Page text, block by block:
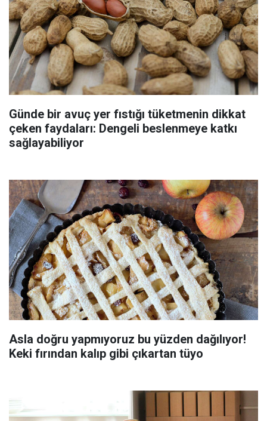
Günde bir avuç yer fıstığı tüketmenin dikkat
çeken faydaları: Dengeli beslenmeye katkı
sağlayabiliyor
Asla doğru yapmıyoruz bu yüzden dağılıyor!
Keki fırından kalıp gibi çıkartan tüyo